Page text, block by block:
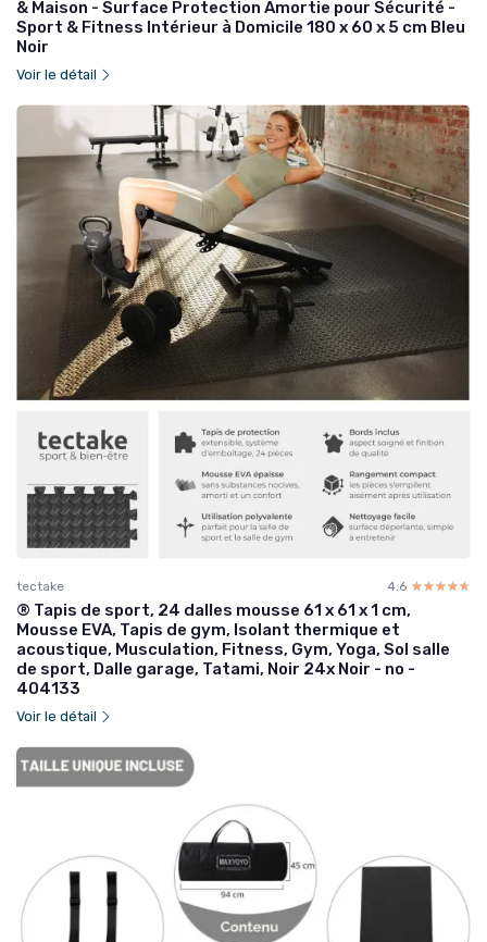
& Maison - Surface Protection Amortie pour Sécurité -
Sport & Fitness Intérieur à Domicile 180 x 60 x 5 cm Bleu
Noir
Voir le détail
tectake 4.6 ☆☆☆☆☆
★★★★★
® Tapis de sport, 24 dalles mousse 61 x 61 x 1 cm,
Mousse EVA, Tapis de gym, Isolant thermique et
acoustique, Musculation, Fitness, Gym, Yoga, Sol salle
de sport, Dalle garage, Tatami, Noir 24x Noir - no -
404133
Voir le détail